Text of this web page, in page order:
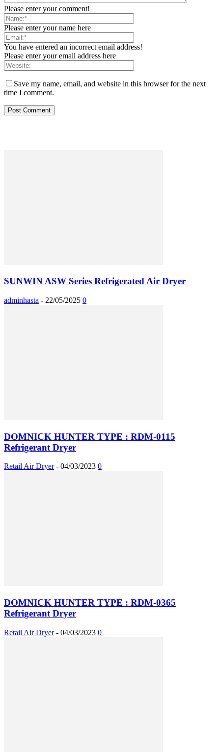
Please enter your comment!
Please enter your name here
You have entered an incorrect email address!
Please enter your email address here
Save my name, email, and website in this browser for the next
time I comment.
SUNWIN ASW Series Refrigerated Air Dryer
adminhasta - 22/05/2025 0
DOMNICK HUNTER TYPE : RDM-0115
Refrigerant Dryer
Retail Air Dryer - 04/03/2023 0
DOMNICK HUNTER TYPE : RDM-0365
Refrigerant Dryer
Retail Air Dryer - 04/03/2023 0